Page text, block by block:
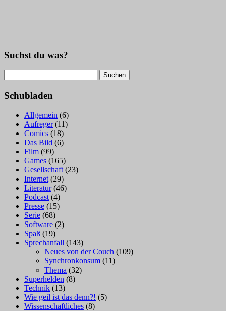
Suchst du was?
nach:
Schubladen
Allgemein (6)
Aufreger(11)
Comics (18)
Das Bild (6)
Film (99)
Games (165)
Gesellschaft (23)
Internet (29)
Literatur(46)
Podcast (4)
Presse (15)
Serie (68)
Software (2)
Spaß (19)
Sprechanfall (143)
Neues von der Couch (109)
Synchronkonsum (11)
Thema (32)
Superhelden (8)
Technik (13)
Wie geil ist das denn?! (5)
Wissenschaftliches (8)